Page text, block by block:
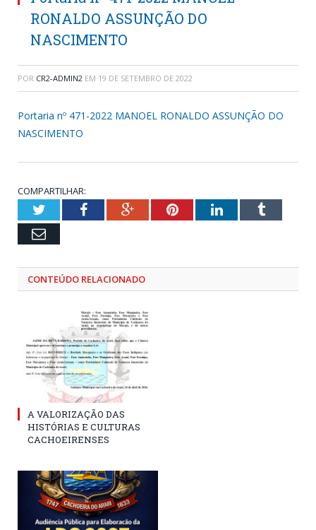
RONALDO ASSUNÇÃO DO
NASCIMENTO
POR CR2-ADMIN2 EM 19 DE SETEMBRO DE 2022
Portaria nº 471-2022 MANOEL RONALDO ASSUNÇÃO DO
NASCIMENTO
COMPARTILHAR:
TwitterFacebookGoogle+PinterestLinkedInTumblr
Email
CONTEÚDO RELACIONADO
A VALORIZAÇÃO DAS
HISTÓRIAS E CULTURAS
CACHOEIRENSES